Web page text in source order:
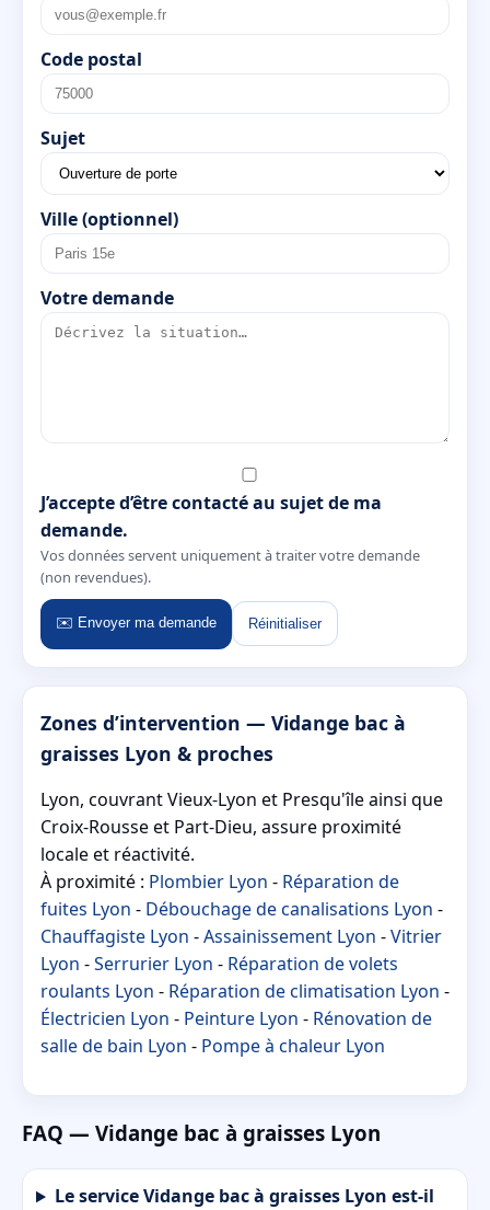
Code postal
Sujet
Ville (optionnel)
Votre demande
J’accepte d’être contacté au sujet de ma
demande.
Vos données servent uniquement à traiter votre demande
(non revendues).
✉️ Envoyer ma demande Réinitialiser
Zones d’intervention — Vidange bac à
graisses Lyon & proches
Lyon, couvrant Vieux-Lyon et Presqu'île ainsi que
Croix-Rousse et Part-Dieu, assure proximité
locale et réactivité.
À proximité : Plombier Lyon - Réparation de
fuites Lyon - Débouchage de canalisations Lyon -
Chauffagiste Lyon -Assainissement Lyon -Vitrier
Lyon -Serrurier Lyon - Réparation de volets
roulants Lyon - Réparation de climatisation Lyon -
Électricien Lyon - Peinture Lyon - Rénovation de
salle de bain Lyon - Pompe à chaleur Lyon
FAQ — Vidange bac à graisses Lyon
Le service Vidange bac à graisses Lyon est-il